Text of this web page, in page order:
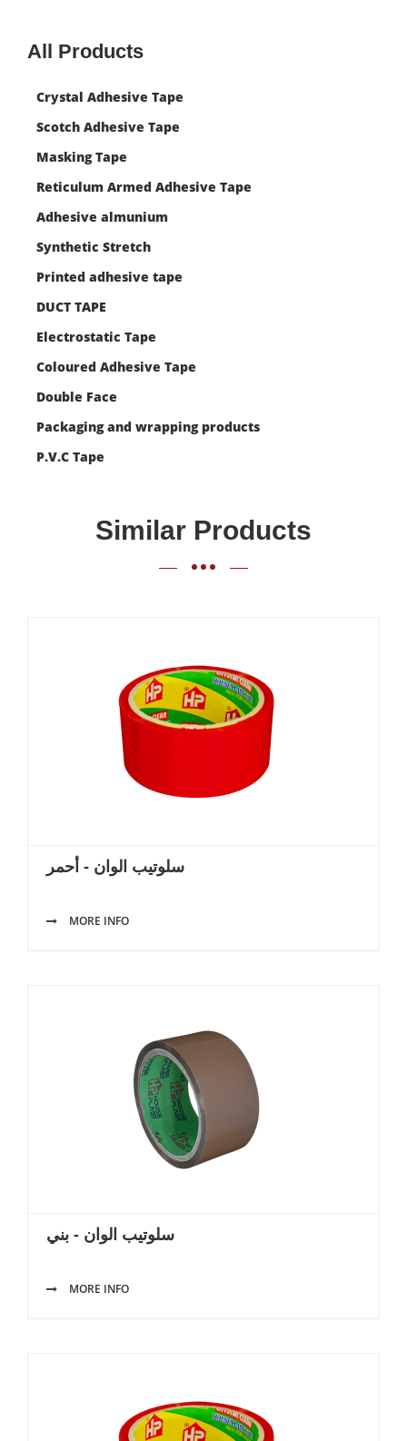
All Products
Crystal Adhesive Tape
Scotch Adhesive Tape
Masking Tape
Reticulum Armed Adhesive Tape
Adhesive almunium
Synthetic Stretch
Printed adhesive tape
DUCT TAPE
Electrostatic Tape
Coloured Adhesive Tape
Double Face
Packaging and wrapping products
P.V.C Tape
Similar Products
سلوتيب الوان - أحمر
MORE INFO
سلوتيب الوان - بني
MORE INFO